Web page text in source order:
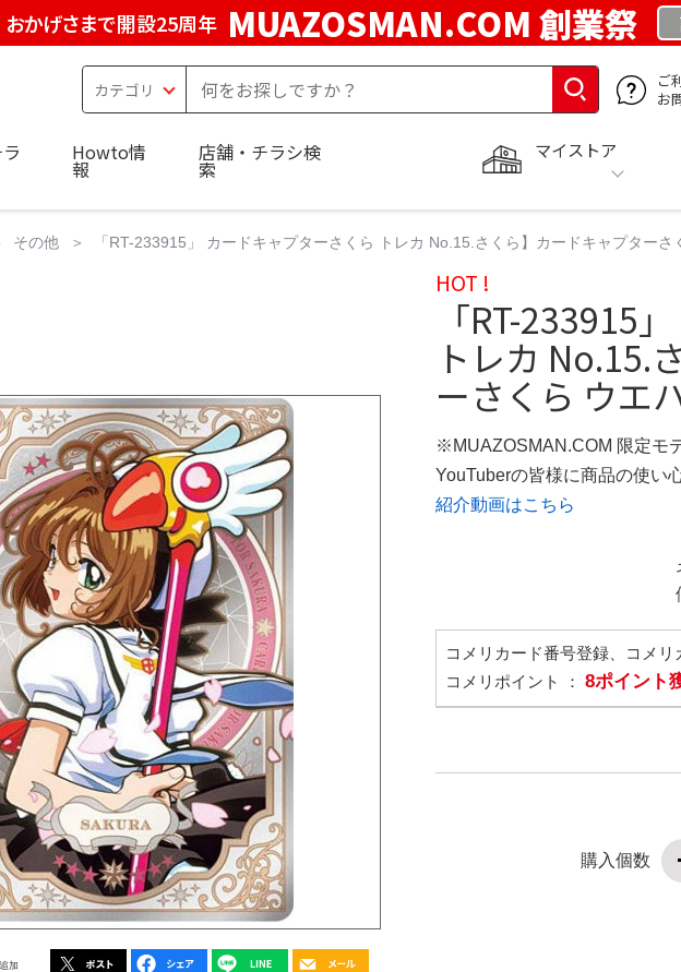
おかげさまで開設25周年 MUAZOSMAN.COM 創業祭
ご
お
マイストア
Howto情
報
店舗・チラシ検
索
その他 「RT-233915」 カードキャプターさくら トレカ No.15.さくら】カードキャプター
加
HOT !
「RT-233915
トレカ No.15.
ーさくら ウエ
※MUAZOSMAN.COM 限定モ
YouTuberの皆様に商品の使い
紹介動画はこちら
コメリカード番号登録、コメ
コメリポイント ： 8ポイント
購入個数